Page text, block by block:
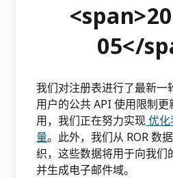
05</
我们对注册表进行了最新一
用户的公共 API 使用限制
用，我们正在努力实现优
量。此外，我们从 ROR 数
织，这些数据将用于向我们
并生成电子邮件域。